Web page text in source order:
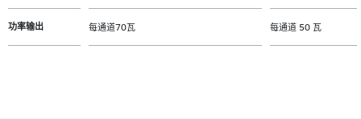
功率输出 每通道70瓦 每通道 50 瓦